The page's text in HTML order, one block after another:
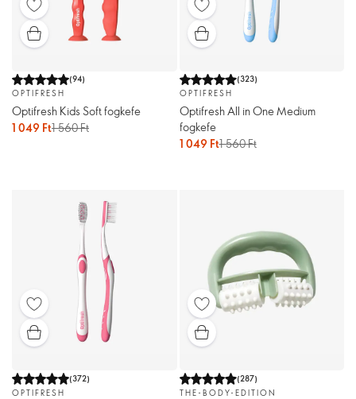
(94)
OPTIFRESH
Optifresh Kids Soft fogkefe
1 049 Ft1 560 Ft
(323)
OPTIFRESH
Optifresh All in One Medium
fogkefe
1 049 Ft1 560 Ft
(372)
OPTIFRESH
(287)
THE-BODY-EDITION